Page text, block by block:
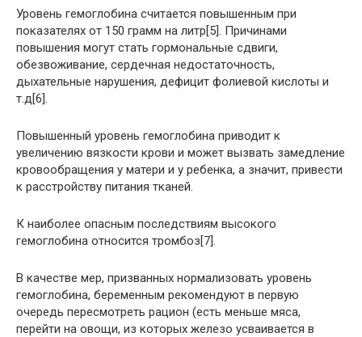
Уровень гемоглобина считается повышенным при
показателях от 150 грамм на литр[5]. Причинами
повышения могут стать гормональные сдвиги,
обезвоживание, сердечная недостаточность,
дыхательные нарушения, дефицит фолиевой кислоты и
т.д[6].
Повышенный уровень гемоглобина приводит к
увеличению вязкости крови и может вызвать замедление
кровообращения у матери и у ребенка, а значит, привести
к расстройству питания тканей.
К наиболее опасным последствиям высокого
гемоглобина относится тромбоз[7].
В качестве мер, призванных нормализовать уровень
гемоглобина, беременным рекомендуют в первую
очередь пересмотреть рацион (есть меньше мяса,
перейти на овощи, из которых железо усваивается в